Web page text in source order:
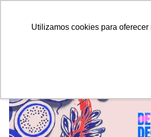
Utilizamos cookies para